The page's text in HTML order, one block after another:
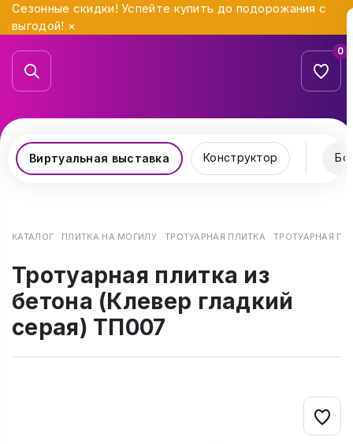
Сезонные скидки! Успейте купить до подорожания с
выгодой! ×
0
Виртуальная выставка Конструктор
КАТАЛОГ ПЛИТКА НА МОГИЛУ ТРОТУАРНАЯ ПЛИТКА ТРОТУАРНАЯ
Тротуарная плитка из
бетона (Клевер гладкий
серая) ТП007